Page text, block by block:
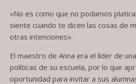
«No es como que no podamos
siente cuando te dicen las cosas de
otras intenciones».
El maestro de Anna era el líder de
políticas de su escuela, por lo que
oportunidad para invitar a sus